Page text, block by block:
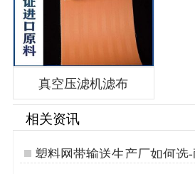
真空压滤机滤布
相关资讯
塑料网带输送生产厂如何选
耐磨损{丹娜鸶过滤}…